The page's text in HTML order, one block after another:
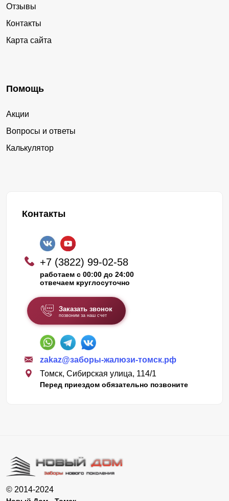
Отзывы
Контакты
Карта сайта
Помощь
Акции
Вопросы и ответы
Калькулятор
Контакты
+7 (3822) 99-02-58
работаем с 00:00 до 24:00
отвечаем круглосуточно
Заказать звонок
позвоним за наш счет
zakaz@заборы-жалюзи-томск.рф
Томск, Сибирская улица, 114/1
Перед приездом обязательно позвоните
© 2014-2024